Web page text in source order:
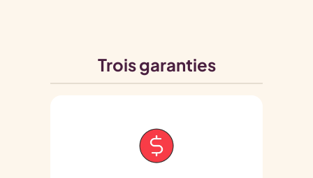
Trois garanties